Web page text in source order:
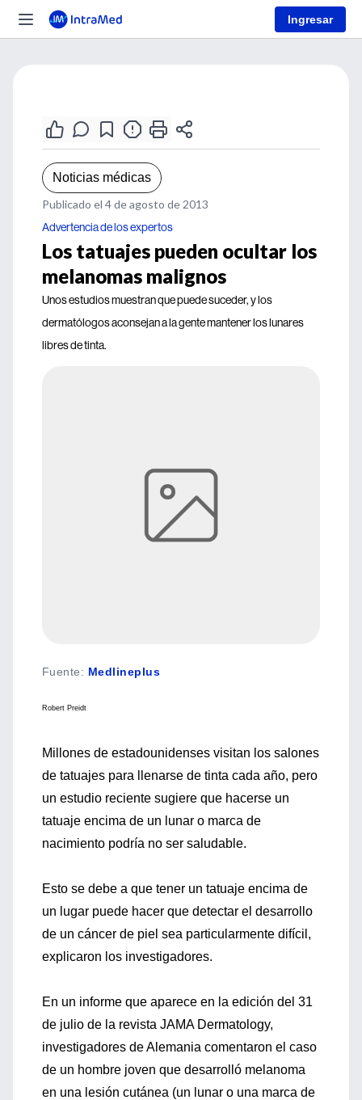
Ingresar
Noticias médicas
Publicado el 4 de agosto de 2013
Advertencia de los expertos
Los tatuajes pueden ocultar los
melanomas malignos
Unos estudios muestran que puede suceder, y los
dermatólogos aconsejan a la gente mantener los lunares
libres de tinta.
Fuente: Medlineplus
Robert Preidt
Millones de estadounidenses visitan los salones
de tatuajes para llenarse de tinta cada año, pero
un estudio reciente sugiere que hacerse un
tatuaje encima de un lunar o marca de
nacimiento podría no ser saludable.
Esto se debe a que tener un tatuaje encima de
un lugar puede hacer que detectar el desarrollo
de un cáncer de piel sea particularmente difícil,
explicaron los investigadores.
En un informe que aparece en la edición del 31
de julio de la revista JAMA Dermatology,
investigadores de Alemania comentaron el caso
de un hombre joven que desarrolló melanoma
en una lesión cutánea (un lunar o una marca de